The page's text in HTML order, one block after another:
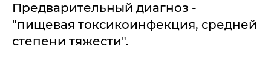
Предварительный диагноз -
"пищевая токсикоинфекция, средней
степени тяжести".